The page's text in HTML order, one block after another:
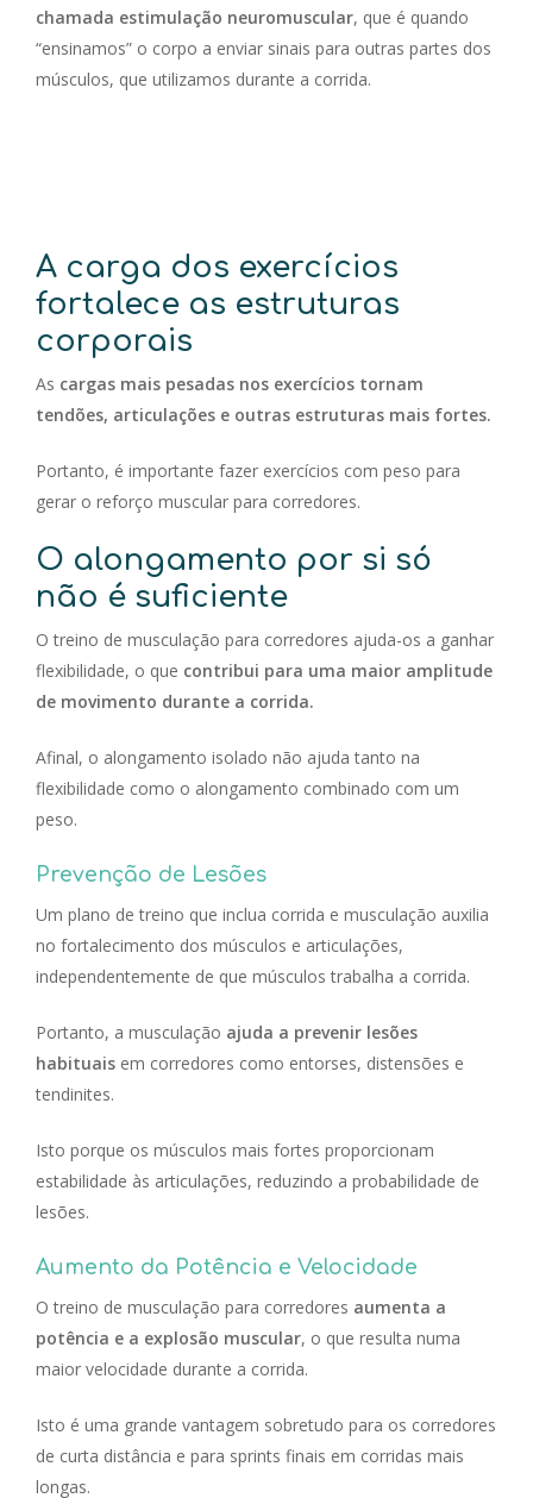
chamada estimulação neuromuscular, que é quando
“ensinamos” o corpo a enviar sinais para outras partes dos
músculos, que utilizamos durante a corrida.
A carga dos exercícios
fortalece as estruturas
corporais
As cargas mais pesadas nos exercícios tornam
tendões, articulações e outras estruturas mais fortes.
Portanto, é importante fazer exercícios com peso para
gerar o reforço muscular para corredores.
O alongamento por si só
não é suficiente
O treino de musculação para corredores ajuda-os a ganhar
flexibilidade, o que contribui para uma maior amplitude
de movimento durante a corrida.
Afinal, o alongamento isolado não ajuda tanto na
flexibilidade como o alongamento combinado com um
peso.
Prevenção de Lesões
Um plano de treino que inclua corrida e musculação auxilia
no fortalecimento dos músculos e articulações,
independentemente de que músculos trabalha a corrida.
Portanto, a musculação ajuda a prevenir lesões
habituais em corredores como entorses, distensões e
tendinites.
Isto porque os músculos mais fortes proporcionam
estabilidade às articulações, reduzindo a probabilidade de
lesões.
Aumento da Potência e Velocidade
O treino de musculação para corredores aumenta a
potência e a explosão muscular, o que resulta numa
maior velocidade durante a corrida.
Isto é uma grande vantagem sobretudo para os corredores
de curta distância e para sprints finais em corridas mais
longas.